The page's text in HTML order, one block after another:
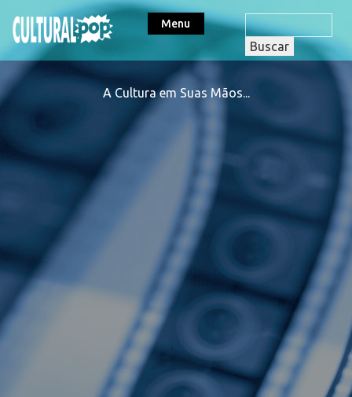
Menu
A Cultura em Suas Mãos...